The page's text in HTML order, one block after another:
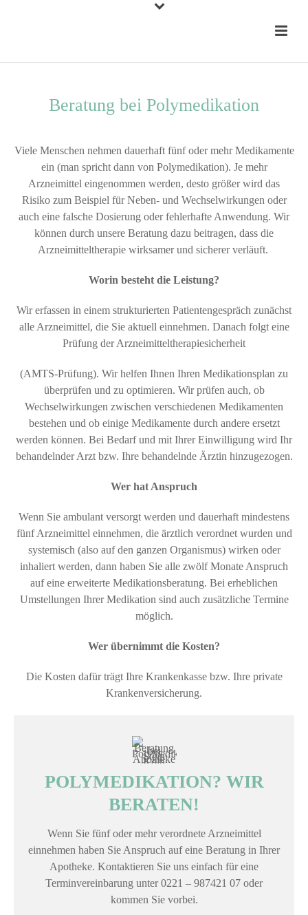
Beratung bei Polymedikation
Viele Menschen nehmen dauerhaft fünf oder mehr Medikamente
ein (man spricht dann von Polymedikation). Je mehr
Arzneimittel eingenommen werden, desto größer wird das
Risiko zum Beispiel für Neben- und Wechselwirkungen oder
auch eine falsche Dosierung oder fehlerhafte Anwendung. Wir
können durch unsere Beratung dazu beitragen, dass die
Arzneimitteltherapie wirksamer und sicherer verläuft.
Worin besteht die Leistung?
Wir erfassen in einem strukturierten Patientengespräch zunächst
alle Arzneimittel, die Sie aktuell einnehmen. Danach folgt eine
Prüfung der Arzneimitteltherapiesicherheit
(AMTS-Prüfung). Wir helfen Ihnen Ihren Medikationsplan zu
überprüfen und zu optimieren. Wir prüfen auch, ob
Wechselwirkungen zwischen verschiedenen Medikamenten
bestehen und ob einige Medikamente durch andere ersetzt
werden können. Bei Bedarf und mit Ihrer Einwilligung wird Ihr
behandelnder Arzt bzw. Ihre behandelnde Ärztin hinzugezogen.
Wer hat Anspruch
Wenn Sie ambulant versorgt werden und dauerhaft mindestens
fünf Arzneimittel einnehmen, die ärztlich verordnet wurden und
systemisch (also auf den ganzen Organismus) wirken oder
inhaliert werden, dann haben Sie alle zwölf Monate Anspruch
auf eine erweiterte Medikationsberatung. Bei erheblichen
Umstellungen Ihrer Medikation sind auch zusätzliche Termine
möglich.
Wer übernimmt die Kosten?
Die Kosten dafür trägt Ihre Krankenkasse bzw. Ihre private
Krankenversicherung.
POLYMEDIKATION? WIR
BERATEN!
Wenn Sie fünf oder mehr verordnete Arzneimittel
einnehmen haben Sie Anspruch auf eine Beratung in Ihrer
Apotheke. Kontaktieren Sie uns einfach für eine
Terminvereinbarung unter 0221 – 987421 07 oder
kommen Sie vorbei.